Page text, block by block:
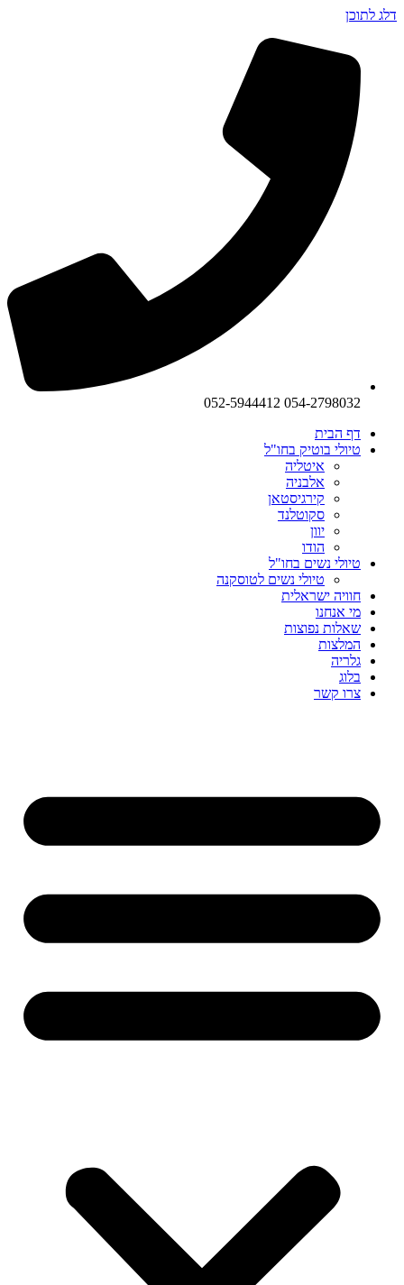
דלג לתוכן
054-2798032 052-5944412
דף הבית
טיולי בוטיק בחו"ל
איטליה
אלבניה
קירגיסטאן
סקוטלנד
יוון
הודו
טיולי נשים בחו"ל
טיולי נשים לטוסקנה
חוויה ישראלית
מי אנחנו
שאלות נפוצות
המלצות
גלריה
בלוג
צרו קשר